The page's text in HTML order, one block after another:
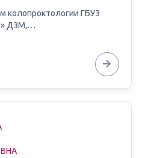
колопроктологии ГБУЗ
ДЗМ,…